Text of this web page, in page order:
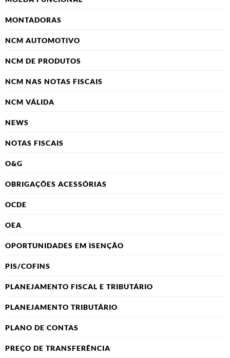
MONTADORAS
NCM AUTOMOTIVO
NCM DE PRODUTOS
NCM NAS NOTAS FISCAIS
NCM VÁLIDA
NEWS
NOTAS FISCAIS
O&G
OBRIGAÇÕES ACESSÓRIAS
OCDE
OEA
OPORTUNIDADES EM ISENÇÃO
PIS/COFINS
PLANEJAMENTO FISCAL E TRIBUTÁRIO
PLANEJAMENTO TRIBUTÁRIO
PLANO DE CONTAS
PREÇO DE TRANSFERÊNCIA